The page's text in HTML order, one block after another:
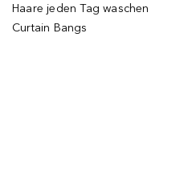
Haare jeden Tag waschen
Curtain Bangs